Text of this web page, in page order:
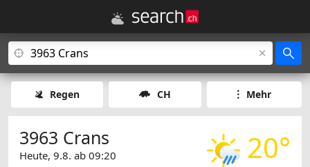
Regen CH Mehr
20°
3963 Crans
Heute, 9.8. ab 09:20